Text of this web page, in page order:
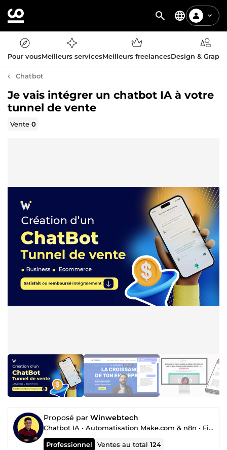
Pour vousMeilleurs servicesMeilleurs freelancesDesign &
Chatbot
Je vais intégrer un chatbot IA à votre
tunnel de vente
Vente0
Proposé par Winwebtech
Chatbot IA • Automatisation Make.com & n8n • Fiche Google Business • Site Web
Professionnel Ventes au total124